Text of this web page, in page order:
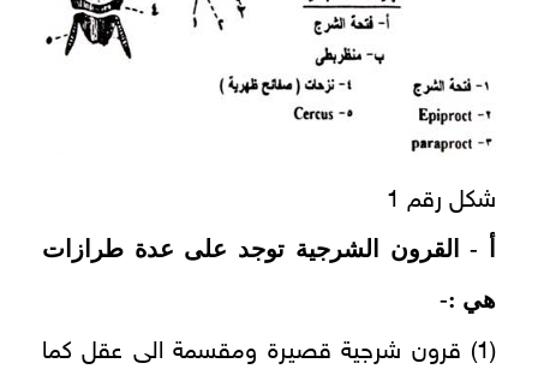
شكل رقم 1
أ - القرون الشرجية توجد على عدة طرازات
هي :-
(1) قرون شرجية قصيرة ومقسمة الى عقل كما